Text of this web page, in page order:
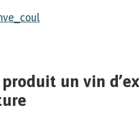
produit un vin